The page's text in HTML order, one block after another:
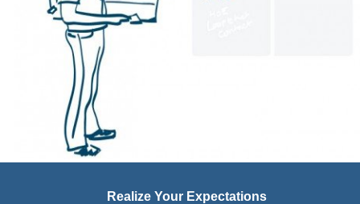
Realize Your Expectations